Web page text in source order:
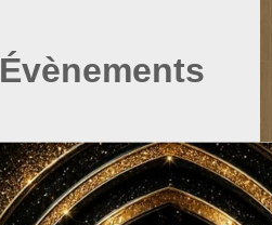
Évènements